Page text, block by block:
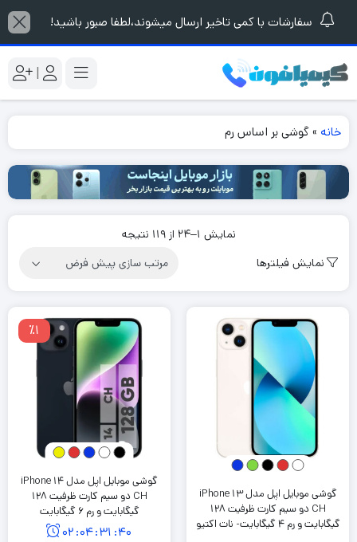
سفارشات با کمی تاخیر ارسال میشوند،لطفا صبور باشید!
|
خانه »گوشی بر اساس رم
نمایش 1–24 از 119 نتیجه
نمایش فیلترها
گوشی موبایل اپل مدل iPhone 13
CH دو سیم‌ کارت ظرفیت 128
گیگابایت و رم 4 گیگابایت- نات اکتیو
٪1
گوشی موبایل اپل مدل iPhone 14
CH دو سیم کارت ظرفیت 128
گیگابایت و رم 6 گیگابایت
39
:
31
:
04
:
02